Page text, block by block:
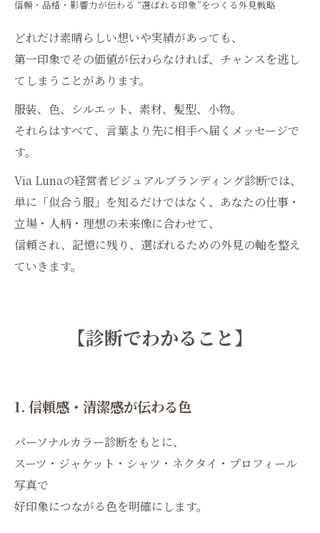
信頼・品格・影響力が伝わる “選ばれる印象”をつくる外見戦略
どれだけ素晴らしい想いや実績があっても、
第一印象でその価値が伝わらなければ、チャンスを逃し
てしまうことがあります。
服装、色、シルエット、素材、髪型、小物。
それらはすべて、言葉より先に相手へ届くメッセージで
す。
Via Lunaの経営者ビジュアルブランディング診断では、
単に「似合う服」を知るだけではなく、あなたの仕事・
立場・人柄・理想の未来像に合わせて、
信頼され、記憶に残り、選ばれるための外見の軸を整え
ていきます。
【診断でわかること】
1. 信頼感・清潔感が伝わる色
パーソナルカラー診断をもとに、
スーツ・ジャケット・シャツ・ネクタイ・プロフィール
写真で
好印象につながる色を明確にします。